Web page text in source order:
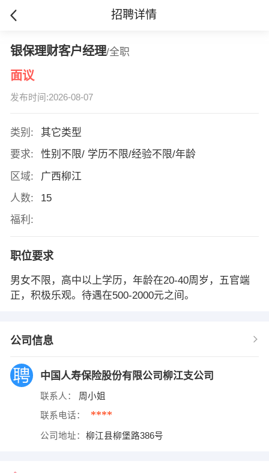
招聘详情
银保理财客户经理/全职
面议
发布时间:2026-08-07
类别:
其它类型
要求:
性别不限/ 学历不限/经验不限/年龄
区域:
广西柳江
人数:
15
福利:
职位要求
男女不限，高中以上学历，年龄在20-40周岁，五官端
正，积极乐观。待遇在500-2000元之间。
公司信息
中国人寿保险股份有限公司柳江支公司
联系人： 周小姐
联系电话： ****
公司地址： 柳江县柳堡路386号